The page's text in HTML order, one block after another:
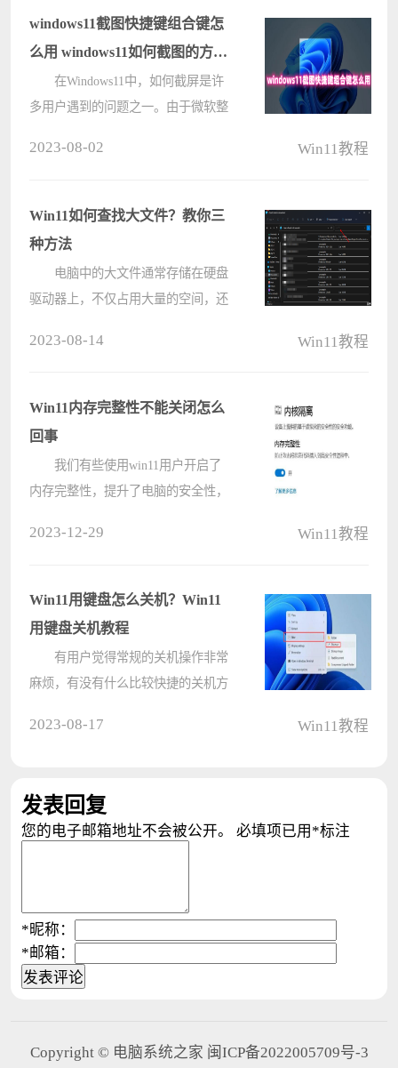
的笔记本电脑支持本机自定义????
windows11截图快捷键组合键怎
么用 windows11如何截图的方法
分享
在Windows11中，如何截屏是许
多用户遇到的问题之一。由于微软整
单的。今天，小编在这为大家整理了
windo????
2023-08-02 Win11教程
Win11如何查找大文件？教你三
种方法
电脑中的大文件通常存储在硬盘
驱动器上，不仅占用大量的空间，还
Win11系统上要怎么查找大文件？下
面小编????
2023-08-14 Win11教程
Win11内存完整性不能关闭怎么
回事
我们有些使用win11用户开启了
内存完整性，提升了电脑的安全性，
闭，出现这个情况，我们可以删除注
册表????
2023-12-29 Win11教程
Win11用键盘怎么关机？Win11
用键盘关机教程
有用户觉得常规的关机操作非常
麻烦，有没有什么比较快捷的关机方
后????
2023-08-17 Win11教程
发表回复
您的电子邮箱地址不会被公开。 必填项已用 *标注
*昵称：
*邮箱：
Copyright © 电脑系统之家 闽ICP备2022005709号-3